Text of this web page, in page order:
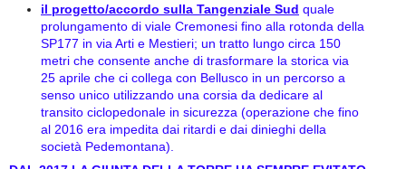
il progetto/accordo sulla Tangenziale Sud quale
prolungamento di viale Cremonesi fino alla rotonda della
SP177 in via Arti e Mestieri; un tratto lungo circa 150
metri che consente anche di trasformare la storica via
25 aprile che ci collega con Bellusco in un percorso a
senso unico utilizzando una corsia da dedicare al
transito ciclopedonale in sicurezza (operazione che fino
al 2016 era impedita dai ritardi e dai dinieghi della
società Pedemontana).